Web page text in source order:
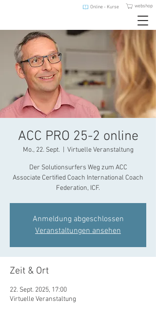
webshop
Online - Kurse
ACC PRO 25-2 online
Mo., 22. Sept. Virtuelle Veranstaltung
Der Solutionsurfers Weg zum ACC
Associate Certified Coach International Coach
Federation, ICF.
Anmeldung abgeschlossen
Veranstaltungen ansehen
Zeit & Ort
22. Sept. 2025, 17:00
Virtuelle Veranstaltung